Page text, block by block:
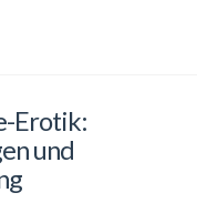
Erotik:
und